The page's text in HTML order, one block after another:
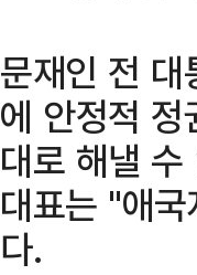
문재인 전
에 안정적
대로 해낼
대표는 "애
다.